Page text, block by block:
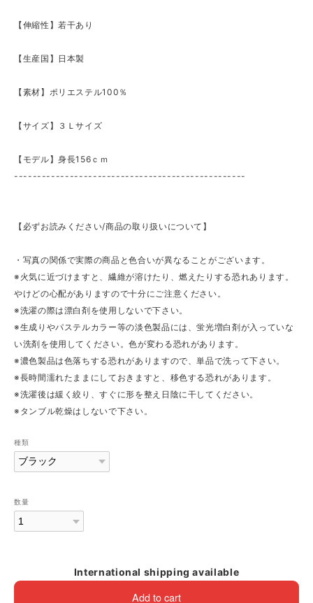
【伸縮性】若干あり
【生産国】日本製
【素材】ポリエステル100％
【サイズ】３Ｌサイズ
【モデル】身長156ｃｍ
--------------------------------------------------
【必ずお読みください/商品の取り扱いについて】
・写真の関係で実際の商品と色合いが異なることがございます。
※火気に近づけますと、繊維が溶けたり、燃えたりする恐れあります。
やけどの心配がありますので十分にご注意ください。
※洗濯の際は漂白剤を使用しないで下さい。
※生成りやパステルカラー等の淡色製品には、蛍光増白剤が入っていな
い洗剤を使用してください。色が変わる恐れがあります。
※濃色製品は色落ちする恐れがありますので、単品で洗って下さい。
※長時間濡れたままにしておきますと、移色する恐れがあります。
※洗濯後は緩く絞り、すぐに形を整え日陰に干してください。
※タンブル乾燥はしないで下さい。
種類
数量
International shipping available
Add to cart